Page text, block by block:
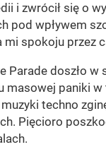
i zwrócił się o
pod wpływem
spokoju przez
Parade doszło w
masowej paniki
techno
Pięcioro